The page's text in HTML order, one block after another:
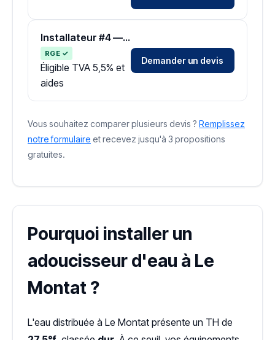
Installateur #4 — Zone Lot
RGE ✓
Éligible TVA 5,5% et
aides
Demander un devis
Vous souhaitez comparer plusieurs devis ? Remplissez
notre formulaire et recevez jusqu'à 3 propositions
gratuites.
Pourquoi installer un
adoucisseur d'eau à Le
Montat ?
L'eau distribuée à Le Montat présente un TH de